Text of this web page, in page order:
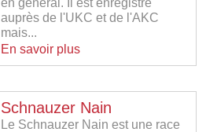
en général. Il est enregistré
auprès de l'UKC et de l'AKC
mais...
En savoir plus
Schnauzer Nain
Le Schnauzer Nain est une race